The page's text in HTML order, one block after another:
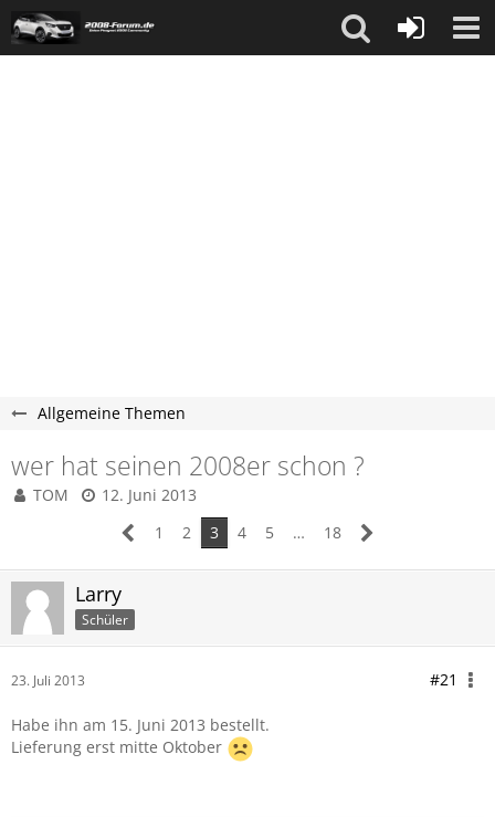
Allgemeine Themen
wer hat seinen 2008er schon ?
TOM
12. Juni 2013
1
2 3 4 5 … 18
Larry
Schüler
23. Juli 2013 #21
Habe ihn am 15. Juni 2013 bestellt.
Lieferung erst mitte Oktober